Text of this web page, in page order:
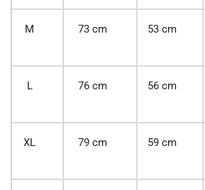
M 73 cm 53 cm
L 76 cm 56 cm
XL 79 cm 59 cm